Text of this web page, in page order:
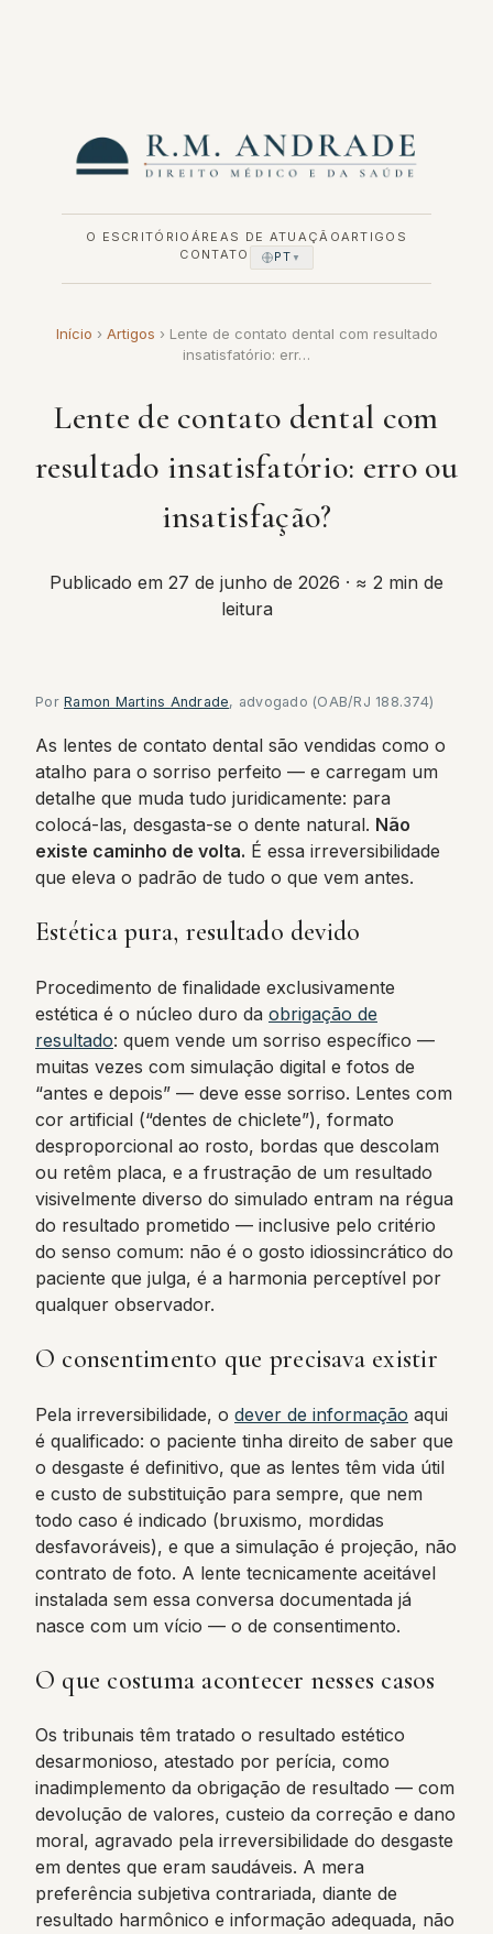
O ESCRITÓRIO ÁREAS DE ATUAÇÃOARTIGOS
CONTATO
PT ▼
Início › Artigos › Lente de contato dental com resultado
insatisfatório: err…
Lente de contato dental com
resultado insatisfatório: erro ou
insatisfação?
Publicado em 27 de junho de 2026 · ≈ 2 min de
leitura
Por Ramon Martins Andrade, advogado (OAB/RJ 188.374)
As lentes de contato dental são vendidas como o
atalho para o sorriso perfeito — e carregam um
detalhe que muda tudo juridicamente: para
colocá-las, desgasta-se o dente natural. Não
existe caminho de volta. É essa irreversibilidade
que eleva o padrão de tudo o que vem antes.
Estética pura, resultado devido
Procedimento de finalidade exclusivamente
estética é o núcleo duro da obrigação de
resultado: quem vende um sorriso específico —
muitas vezes com simulação digital e fotos de
“antes e depois” — deve esse sorriso. Lentes com
cor artificial (“dentes de chiclete”), formato
desproporcional ao rosto, bordas que descolam
ou retêm placa, e a frustração de um resultado
visivelmente diverso do simulado entram na régua
do resultado prometido — inclusive pelo critério
do senso comum: não é o gosto idiossincrático do
paciente que julga, é a harmonia perceptível por
qualquer observador.
O consentimento que precisava existir
Pela irreversibilidade, o dever de informação aqui
é qualificado: o paciente tinha direito de saber que
o desgaste é definitivo, que as lentes têm vida útil
e custo de substituição para sempre, que nem
todo caso é indicado (bruxismo, mordidas
desfavoráveis), e que a simulação é projeção, não
contrato de foto. A lente tecnicamente aceitável
instalada sem essa conversa documentada já
nasce com um vício — o de consentimento.
O que costuma acontecer nesses casos
Os tribunais têm tratado o resultado estético
desarmonioso, atestado por perícia, como
inadimplemento da obrigação de resultado — com
devolução de valores, custeio da correção e dano
moral, agravado pela irreversibilidade do desgaste
em dentes que eram saudáveis. A mera
preferência subjetiva contrariada, diante de
resultado harmônico e informação adequada, não